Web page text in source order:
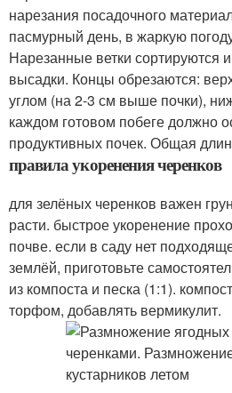
нарезания посадочного
пасмурный день, в жаркую
Нарезанные ветки сортируются
высадки. Концы обрезаются:
углом (на 2-3 см выше почки),
каждом готовом побеге должно
продуктивных почек. Общая
правила укоренения черенков
для зелёных черенков важен
расти. быстрое укоренение
почве. если в саду нет
землёй, приготовьте
из компоста и песка (1:1).
торфом, добавлять вермикулит.